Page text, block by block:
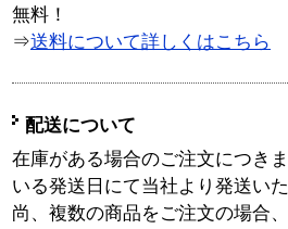
無料！
⇒送料について詳しくはこちら
配送について
在庫がある場合のご注文につき
いる発送日にて当社より発送い
尚、複数の商品をご注文の場合